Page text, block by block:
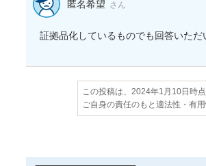
匿名希望 さん
証拠品化しているものでも回答いただ
この投稿は、2024年1月10日時点
ご自身の責任のもと適法性・有